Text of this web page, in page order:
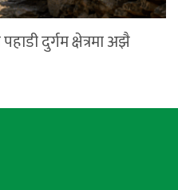
दुर्गम क्षेत्रमा अझै